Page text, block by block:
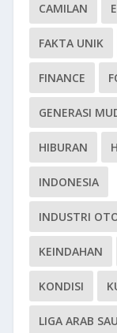
CAMILAN
FAKTA UNIK
FINANCE
GENERASI
HIBURAN
INDONESIA
INDUSTRI
KEINDAHAN
KONDISI
LIGA ARAB